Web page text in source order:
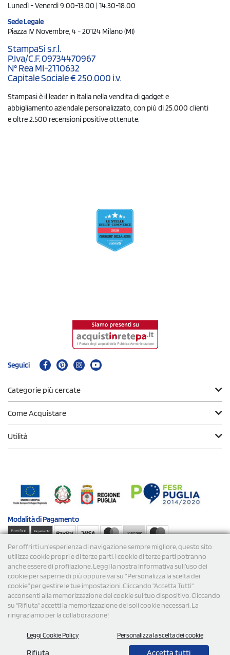
Per offrirti un'esperienza di navigazione sempre migliore, questo sito
utilizza cookie propri e di terze parti. I cookie di terze parti potranno
anche essere di profilazione. Leggi la nostra Informativa sull’uso dei
cookie per saperne di più oppure vai su “Personalizza la scelta dei
cookie” per gestire le tue impostazioni. Cliccando "Accetta Tutti"
acconsenti alla memorizzazione dei cookie sul tuo dispositivo. Cliccando
su "Rifiuta" accetti la memorizzazione dei soli cookie necessari. La
ringraziamo per la collaborazione!
Leggi Cookie Policy Personalizza la scelta dei cookie
Rifiuta Accetta tutti
Lunedì - Venerdì 9.00-13.00 | 14.30-18.00
Sede Legale
Piazza IV Novembre, 4 - 20124 Milano (MI)
StampaSi s.r.l.
P.Iva/C.F. 09734470967
N° Rea MI-2110632
Capitale Sociale € 250.000 i.v.
Stampasi è il leader in Italia nella vendita di gadget e
abbigliamento aziendale personalizzato, con più di 25.000 clienti
e oltre 2.500 recensioni positive ottenute.
Seguici
Categorie più cercate
Come Acquistare
Utilità
Modalità diPagamento
Spedizioni
P.Iva/C.F. 09734470967 - N° Rea MI-2110632